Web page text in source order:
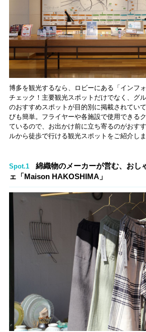
博多を観光するなら、ロビーにある「インフ
チェック！主要観光スポットだけでなく、グ
のおすすめスポットが目的別に掲載されてい
びも簡単。フライヤーや各施設で使用できる
ているので、お出かけ前に立ち寄るのがおす
ルから徒歩で行ける観光スポットをご紹介しま
Spot.1 綿織物のメーカーが営む、おし
ェ「Maison HAKOSHIMA」